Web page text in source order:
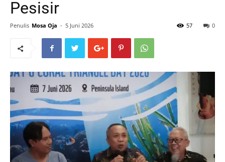
Pesisir
Penulis Mosa Oja - 5 Juni 2026 0
57